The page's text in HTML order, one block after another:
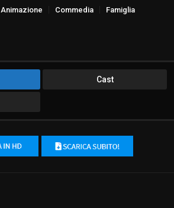
Animazione
Commedia Famiglia
Cast